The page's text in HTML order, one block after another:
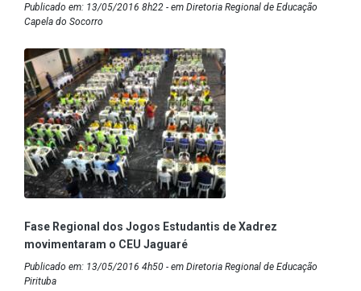
Publicado em: 13/05/2016 8h22 - em Diretoria Regional de Educação
Capela do Socorro
Fase Regional dos Jogos Estudantis de Xadrez
movimentaram o CEU Jaguaré
Publicado em: 13/05/2016 4h50 - em Diretoria Regional de Educação
Pirituba